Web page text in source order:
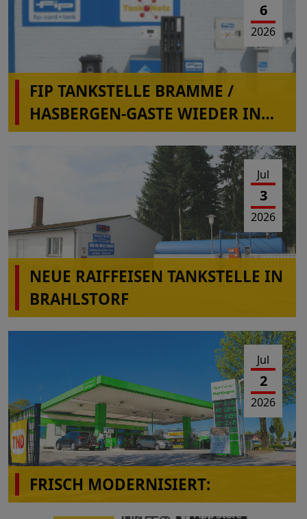
6
2026
FIP TANKSTELLE BRAMME /
HASBERGEN-GASTE WIEDER IN
BETRIEB
Jul
3
2026
NEUE RAIFFEISEN TANKSTELLE IN
BRAHLSTORF
Jul
2
2026
FRISCH MODERNISIERT:
Das Tank-Center Mettingen präsentiert sich im